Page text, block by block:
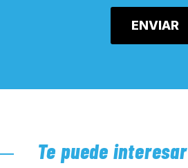
Te puede interesar